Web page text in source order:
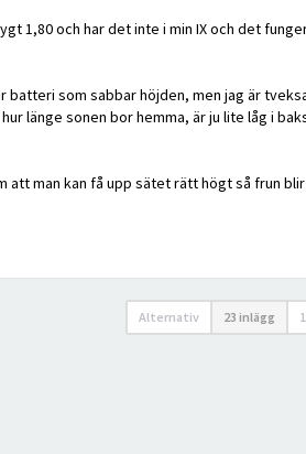
1,80 och har det inte i min IX och det
batteri som sabbar höjden, men jag är
länge sonen bor hemma, är ju lite låg i
att man kan få upp sätet rätt högt så frun
Alternativ 23 inlägg 1